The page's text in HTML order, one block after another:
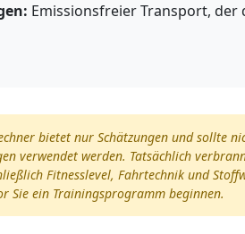
Emissionsfreier Transport, der
bietet nur Schätzungen und sollte
verwendet werden. Tatsächlich
Fitnesslevel, Fahrtechnik und
Sie ein Trainingsprogramm beginnen.